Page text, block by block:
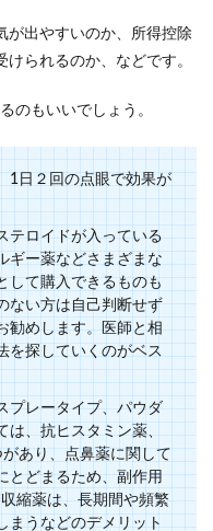
が出やすいのか、所得控除
られるのか、などです。
のもいいでしょう。
1日２回の点眼で効果が
テロイドが入っている
ギー薬などさまざまな
して購入できるものも
ない方は自己判断せず
勧めします。医師と相
を探していくのがベス
プレータイプ、パウダ
は、抗ヒスタミン薬、
あり、点鼻薬に関して
とどまるため、副作用
縮薬は、長期間や頻繁
まうなどのデメリット